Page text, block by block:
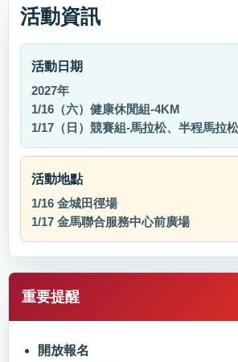
活動資訊
活動日期
2027年
1/16（六）健康休閒組-4KM
1/17（日）競賽組-馬拉松、半程馬拉
活動地點
1/16 金城田徑場
1/17 金馬聯合服務中心前廣場
重要提醒
開放報名